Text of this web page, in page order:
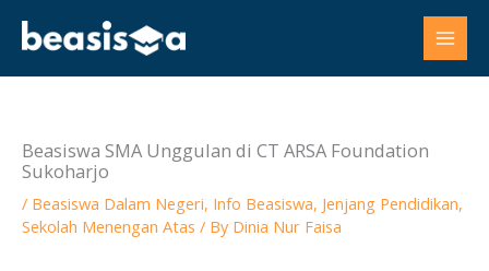
content
Beasiswa SMA Unggulan di CT ARSA Foundation
Sukoharjo
/ Beasiswa Dalam Negeri, Info Beasiswa, Jenjang Pendidikan,
Sekolah Menengan Atas / By Dinia Nur Faisa